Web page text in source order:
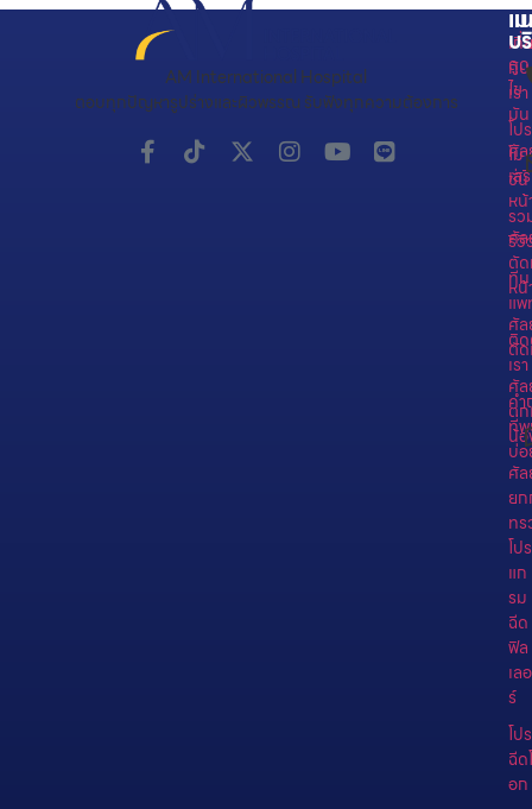
AM International Hospital
ตอบทุกปัญหารูปร่างและผิวพรรณ รับฟังทุกความต้องการ
เ
เกี่
กับ
เรา
โปร
โม
ชั่น
รว
รีวิ
ทีม
แ
ติ
เรา
คำ
ที่
บ่
แ
บ
ดูด
ไข
มัน
ศั
เส
ห
ศั
ตั
ห
ศั
ตั
ศั
ต
น้
ศั
ย
ท
โปร
แก
รม
ฉีด
ฟิล
เลอ
ร์
โป
ฉีด
อก